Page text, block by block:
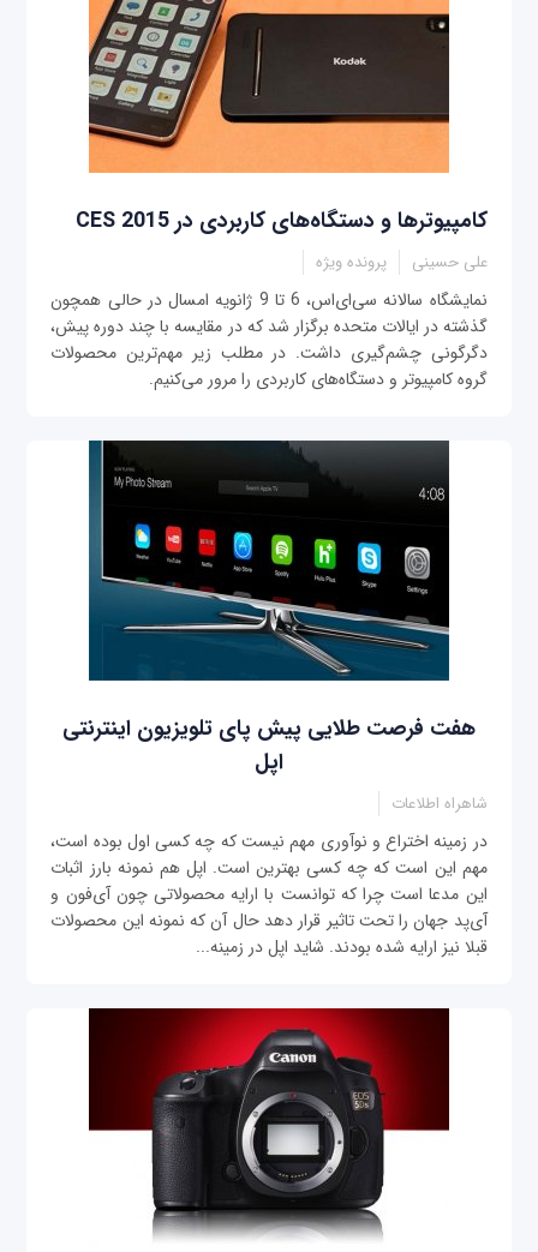
کامپیوترها و دستگاه‌های کاربردی در CES 2015
علی حسینی پرونده ویژه
نمايشگاه سالانه سی‌ای‌اس، 6 تا 9 ژانويه امسال در حالی همچون
گذشته در ايالات متحده برگزار شد که در مقايسه با چند دوره پيش،
دگرگونی چشم‌گيری داشت. در مطلب زیر مهم‌ترین محصولات
گروه کامپیوتر و دستگاه‌های کاربردی را مرور می‌کنیم.
هفت فرصت طلایی پیش پای تلویزیون اینترنتی
اپل
شاهراه اطلاعات
در زمینه اختراع و نوآوری مهم نیست که چه کسی اول بوده است،
مهم این است که چه کسی بهترین است. اپل هم نمونه بارز اثبات
این مدعا است چرا که توانست با ارایه محصولاتی چون آی‌فون و
آی‌پد جهان را تحت تاثیر قرار دهد حال آن که نمونه این محصولات
قبلا نیز ارایه شده بودند. شاید اپل در زمینه...